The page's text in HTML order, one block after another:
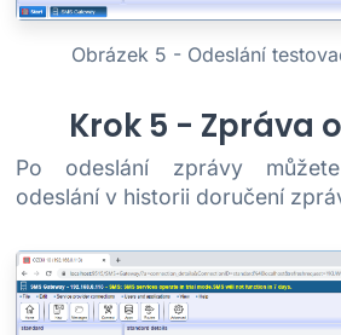
Obrázek 5 - Odeslání
Krok 5 - Zpráva
Po odeslání zprávy
odeslání v historii doručení